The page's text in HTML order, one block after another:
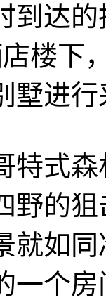
到达
楼下
墅进行
特式
野的
如同
一个